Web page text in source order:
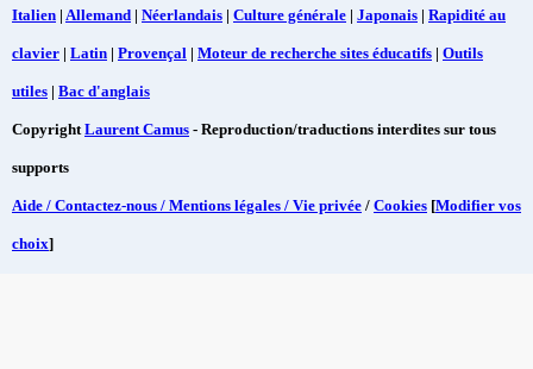
Italien | Allemand | Néerlandais | Culture générale | Japonais | Rapidité au
clavier | Latin | Provençal | Moteur de recherche sites éducatifs | Outils
utiles | Bac d'anglais
CopyrightLaurent Camus - Reproduction/traductions interdites sur tous
supports
Aide / Contactez-nous / Mentions légales / Vie privée / Cookies [Modifier vos
choix]